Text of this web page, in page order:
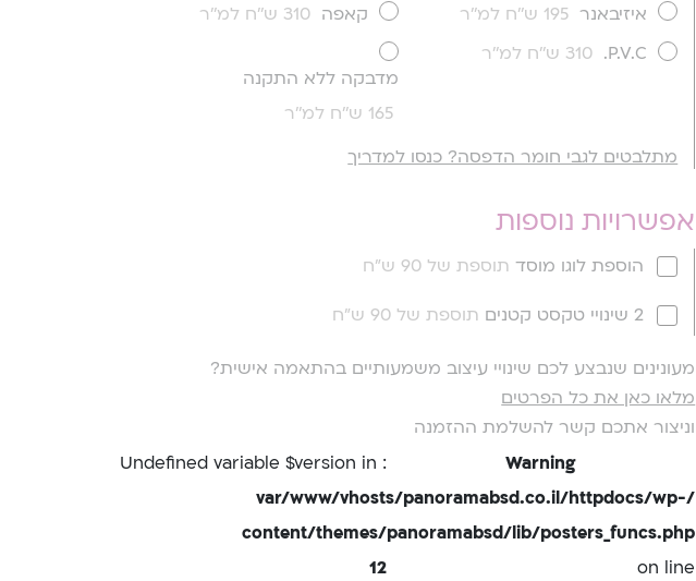
איזיבאנר 195 ש''ח למ''ר קאפה 310 ש''ח למ''ר
P.V.C.
310 ש''ח למ''ר
מדבקה ללא התקנה
165 ש''ח למ''ר
מתלבטים לגבי חומר הדפסה? כנסו למדריך
אפשרויות נוספות
הוספת לוגו מוסד תוספת של 90 ש"ח
2 שינויי טקסט קטנים תוספת של 90 ש"ח
מעונינים שנבצע לכם שינויי עיצוב משמעותיים בהתאמה אישית?
מלאו כאן את כל הפרטים
וניצור אתכם קשר להשלמת ההזמנה
Warning
: Undefined variable $version in
/var/www/vhosts/panoramabsd.co.il/httpdocs/wp-
content/themes/panoramabsd/lib/posters_funcs.php
on line
12